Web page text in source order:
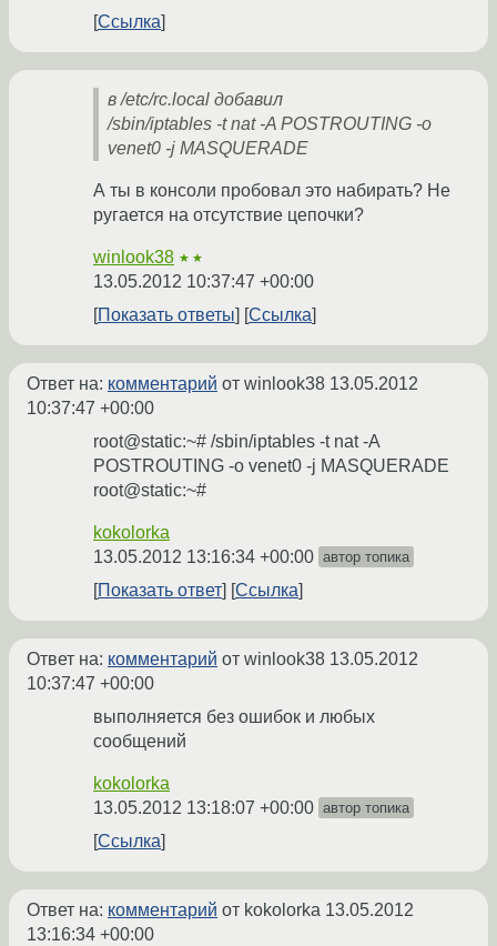
Ссылка
в /etc/rc.local добавил
/sbin/iptables -t nat -A POSTROUTING -o
venet0 -j MASQUERADE
А ты в консоли пробовал это набирать? Не
ругается на отсутствие цепочки?
winlook38 ★★
13.05.2012 10:37:47 +00:00
Показать ответы
Ссылка
Ответ на: комментарий от winlook38 13.05.2012
10:37:47 +00:00
root@static:~# /sbin/iptables -t nat -A
POSTROUTING -o venet0 -j MASQUERADE
root@static:~#
kokolorka
13.05.2012 13:16:34 +00:00 автор топика
Показать ответ Ссылка
Ответ на: комментарий от winlook38 13.05.2012
10:37:47 +00:00
выполняется без ошибок и любых
сообщений
kokolorka
13.05.2012 13:18:07 +00:00 автор топика
Ссылка
Ответ на: комментарий от kokolorka 13.05.2012
13:16:34 +00:00